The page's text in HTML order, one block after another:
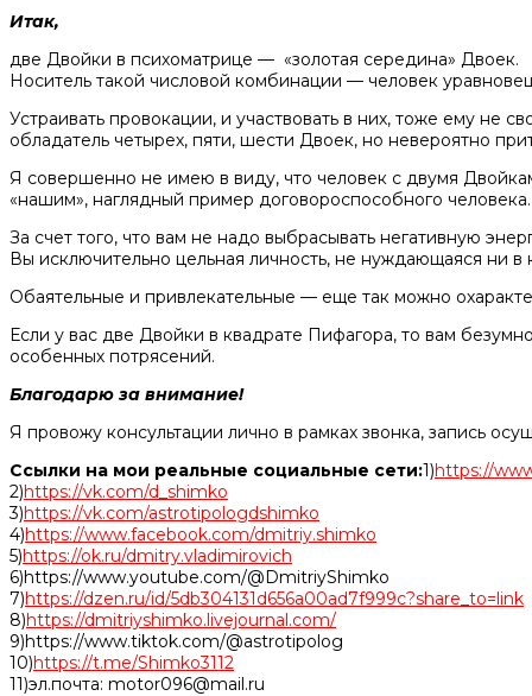
Итак,
две Двойки в психоматрице — «золотая середина» Двоек.
Носитель такой числовой комбинации — человек
Устраивать провокации, и участвовать в них, тоже ему не
обладатель четырех, пяти, шести Двоек, но невероятно
Я совершенно не имею в виду, что человек с двумя
«нашим», наглядный пример договороспособного человека.
За счет того, что вам не надо выбрасывать негативную
Вы исключительно цельная личность, не нуждающаяся ни
Обаятельные и привлекательные — еще так можно
Если у вас две Двойки в квадрате Пифагора, то вам
особенных потрясений.
Благодарю за внимание!
Я провожу консультации лично в рамках звонка, запись
Ссылки на мои реальные социальные сети:1)https://
2)https://vk.com/d_shimko
3)https://vk.com/astrotipologdshimko
4)https://www.facebook.com/dmitriy.shimko
5)https://ok.ru/dmitry.vladimirovich
6)https://www.youtube.com/@DmitriyShimko
7)https://dzen.ru/id/5db304131d656a00ad7f999c?share_to=link
8)https://dmitriyshimko.livejournal.com/
9)https://www.tiktok.com/@astrotipolog
10)https://t.me/Shimko3112
11)эл.почта: motor096@mail.ru